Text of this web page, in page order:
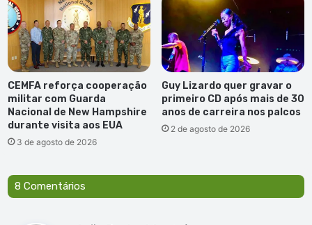
CEMFA reforça cooperação
militar com Guarda
Nacional de New Hampshire
durante visita aos EUA
3 de agosto de 2026
Guy Lizardo quer gravar o
primeiro CD após mais de 30
anos de carreira nos palcos
2 de agosto de 2026
8 Comentários